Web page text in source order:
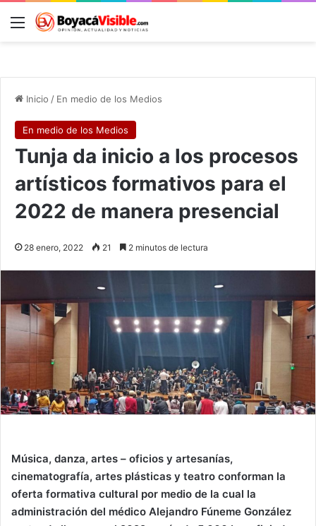
Menú
Inicio / En medio de los Medios
En medio de los Medios
Tunja da inicio a los procesos
artísticos formativos para el
2022 de manera presencial
28 enero, 2022 21 2 minutos de lectura
Música, danza, artes – oficios y artesanías,
cinematografía, artes plásticas y teatro conforman la
oferta formativa cultural por medio de la cual la
administración del médico Alejandro Fúneme González